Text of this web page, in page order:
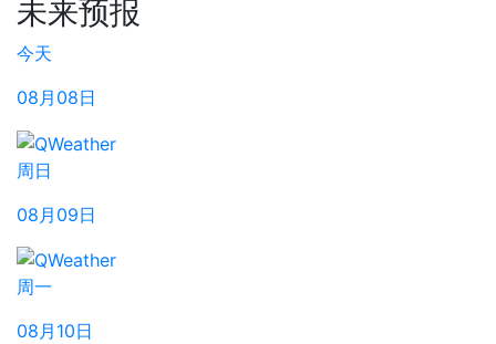
未来预报
今天
08月08日
周日
08月09日
周一
08月10日